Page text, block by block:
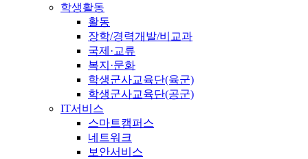
학생활동
활동
장학/경력개발/비교과
국제·교류
복지·문화
학생군사교육단(육군)
학생군사교육단(공군)
IT서비스
스마트캠퍼스
네트워크
보안서비스